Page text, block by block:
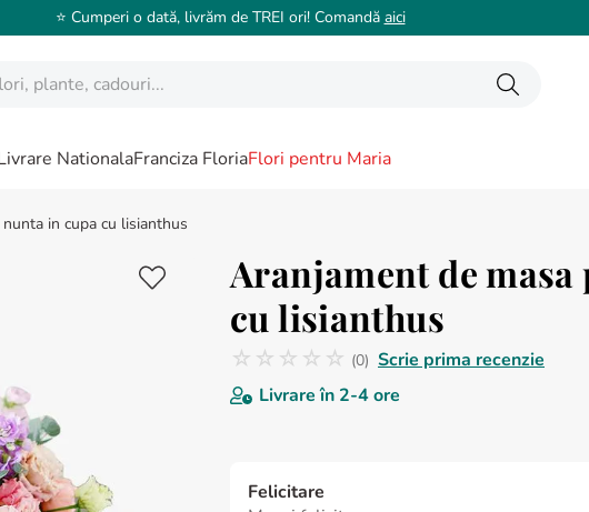
⭐️ Cumperi o dată, livrăm de TREI ori! Comandă aici
NationalaFranciza FloriaFlori pentru Maria
in cupa cu lisianthus
Aranjament de
cu lisianthus
☆ ☆ ☆ ☆ ☆ (0)
Nicio recenzie
Scrie prima recenzie
Livrare în 2-4 ore
Felicitare